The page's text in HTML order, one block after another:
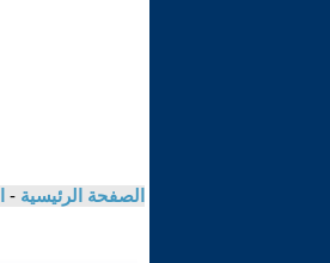
الصفحة الرئيسية -